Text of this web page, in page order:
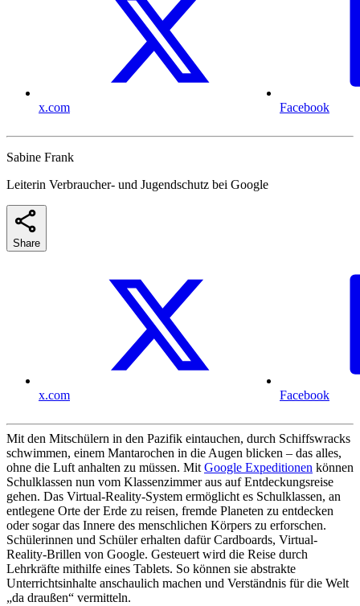
x.com Facebook
Sabine Frank
Leiterin Verbraucher- und Jugendschutz bei Google
Share
x.com Facebook
Mit den Mitschülern in den Pazifik eintauchen, durch Schiffswracks
schwimmen, einem Mantarochen in die Augen blicken – das alles,
ohne die Luft anhalten zu müssen. MitGoogle Expeditionen können
Schulklassen nun vom Klassenzimmer aus auf Entdeckungsreise
gehen. Das Virtual-Reality-System ermöglicht es Schulklassen, an
entlegene Orte der Erde zu reisen, fremde Planeten zu entdecken
oder sogar das Innere des menschlichen Körpers zu erforschen.
Schülerinnen und Schüler erhalten dafür Cardboards, Virtual-
Reality-Brillen von Google. Gesteuert wird die Reise durch
Lehrkräfte mithilfe eines Tablets. So können sie abstrakte
Unterrichtsinhalte anschaulich machen und Verständnis für die Welt
„da draußen“ vermitteln.